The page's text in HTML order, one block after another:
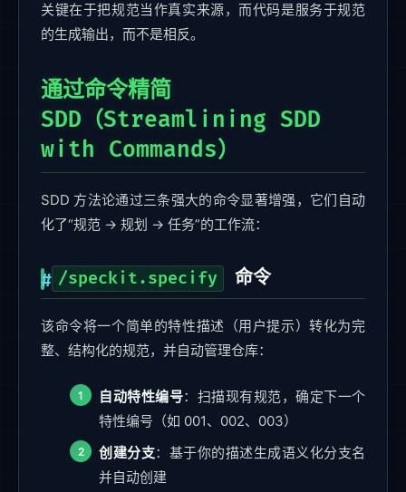
关键在于把规范当作真实来源，而代码是服务于规范
的生成输出，而不是相反。
通过命令精简
SDD（Streamlining SDD
with Commands）
SDD 方法论通过三条强大的命令显著增强，它们自动
化了“规范 → 规划 → 任务”的工作流：
/speckit.specify 命令
该命令将一个简单的特性描述（用户提示）转化为完
整、结构化的规范，并自动管理仓库：
自动特性编号：扫描现有规范，确定下一个
特性编号（如 001、002、003）
创建分支：基于你的描述生成语义化分支名
并自动创建